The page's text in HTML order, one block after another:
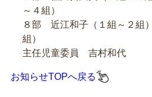
～４組）
８部 近江和子（１組～２組
組）
主任児童委員 吉村和代
お知らせTOPへ戻る